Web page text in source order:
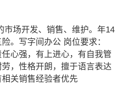
市场开发、销售、维护。年14
。写字间办公 岗位要求：
心强，有上进心，有自我管
，性格开朗，擅于语言表达
关销售经验者优先